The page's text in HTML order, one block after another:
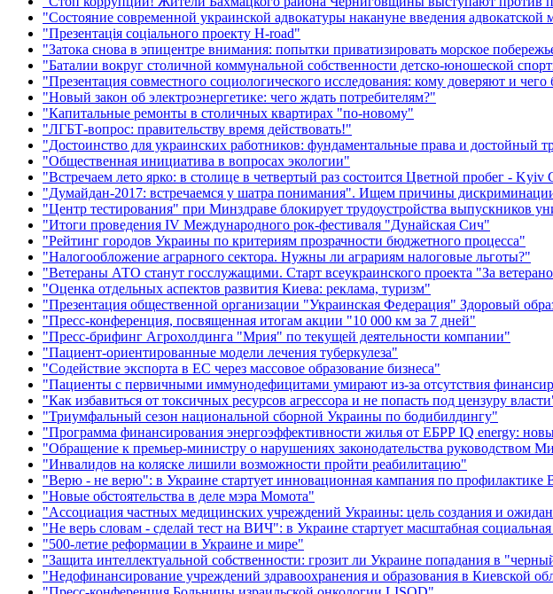
"Состояние современной украинской адвокатуры накануне введения адвокатской
"Презентація соціального проекту H-road"
"Затока снова в эпицентре внимания: попытки приватизировать морское
"Баталии вокруг столичной коммунальной собственности детско-юношеской
"Презентация совместного социологического исследования: кому доверяют и
"Новый закон об электроэнергетике: чего ждать потребителям?"
"Капитальные ремонты в столичных квартирах "по-новому"
"ЛГБТ-вопрос: правительству время действовать!"
"Достоинство для украинских работников: фундаментальные права и достойный
"Общественная инициатива в вопросах экологии"
"Встречаем лето ярко: в столице в четвертый раз состоится Цветной пробег - Kyiv
"Думайдан-2017: встречаемся у шатра понимания". Ищем причины
"Центр тестирования" при Минздраве блокирует трудоустройства выпускников
"Итоги проведения IV Международного рок-фестиваля "Дунайская Сич"
"Рейтинг городов Украины по критериям прозрачности бюджетного процесса"
"Налогообложение аграрного сектора. Нужны ли аграриям налоговые льготы?"
"Ветераны АТО станут госслужащими. Старт всеукраинского проекта "За
"Оценка отдельных аспектов развития Киева: реклама, туризм"
"Презентация общественной организации "Украинская Федерация" Здоровый
"Пресс-конференция, посвященная итогам акции "10 000 км за 7 дней"
"Пресс-брифинг Агрохолдинга "Мрия" по текущей деятельности компании"
"Пациент-ориентированные модели лечения туберкулеза"
"Содействие экспорта в ЕС через массовое образование бизнеса"
"Пациенты с первичными иммунодефицитами умирают из-за отсутствия
"Как избавиться от токсичных ресурсов агрессора и не попасть под цензуру
"Триумфальный сезон национальной сборной Украины по бодибилдингу"
"Программа финансирования энергоэффективности жилья от ЕБРР IQ energy:
"Обращение к премьер-министру о нарушениях законодательства руководством
"Инвалидов на коляске лишили возможности пройти реабилитацию"
"Верю - не верю": в Украине стартует инновационная кампания по
"Новые обстоятельства в деле мэра Момота"
"Ассоциация частных медицинских учреждений Украины: цель создания и
"Не верь словам - сделай тест на ВИЧ": в Украине стартует масштабная
"500-летие реформации в Украине и мире"
"Защита интеллектуальной собственности: грозит ли Украине попадания в
"Недофинансирование учреждений здравоохранения и образования в Киевской